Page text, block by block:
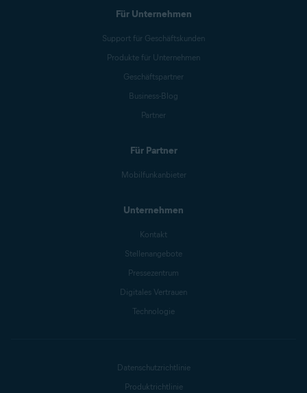
Für Unternehmen
Support für Geschäftskunden
Produkte für Unternehmen
Geschäftspartner
Business-Blog
Partner
Für Partner
Mobilfunkanbieter
Unternehmen
Kontakt
Stellenangebote
Pressezentrum
Digitales Vertrauen
Technologie
Datenschutzrichtlinie
Produktrichtlinie